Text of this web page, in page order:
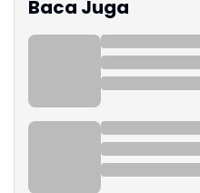
Baca Juga